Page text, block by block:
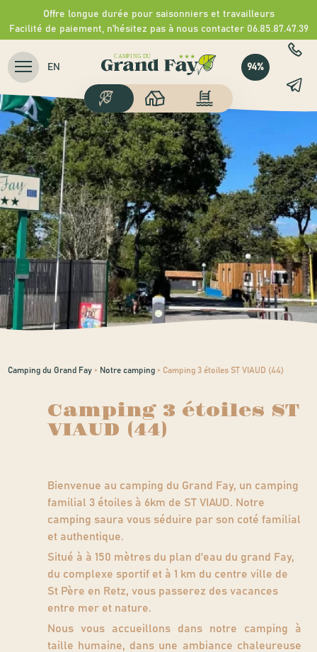
Offre longue durée pour saisonniers et travailleurs
Facilité de paiement, n'hésitez pas à nous contacter 06.85.87.47.39
EN 94%
Camping du Grand Fay > Notre camping > Camping 3 étoiles ST VIAUD (44)
Camping 3 étoiles ST
VIAUD (44)
Bienvenue au camping du Grand Fay, un camping
familial 3 étoiles à 6km de ST VIAUD. Notre
camping saura vous séduire par son coté familial
et authentique.
Situé à à 150 mètres du plan d'eau du grand Fay,
du complexe sportif et à 1 km du centre ville de
St Père en Retz, vous passerez des vacances
entre mer et nature.
Nous vous accueillons dans notre camping à
taille humaine, dans une ambiance chaleureuse